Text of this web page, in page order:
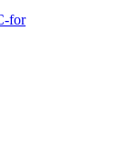
for